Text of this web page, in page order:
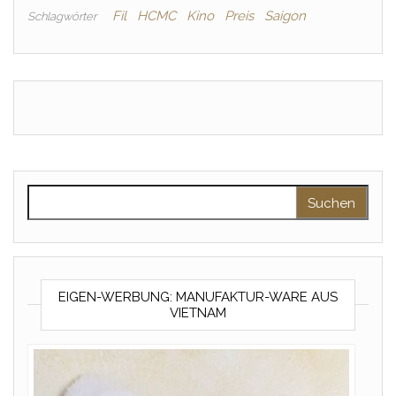
Schlagwörter Fil HCMC Kino Preis Saigon
EIGEN-WERBUNG: MANUFAKTUR-WARE AUS
VIETNAM